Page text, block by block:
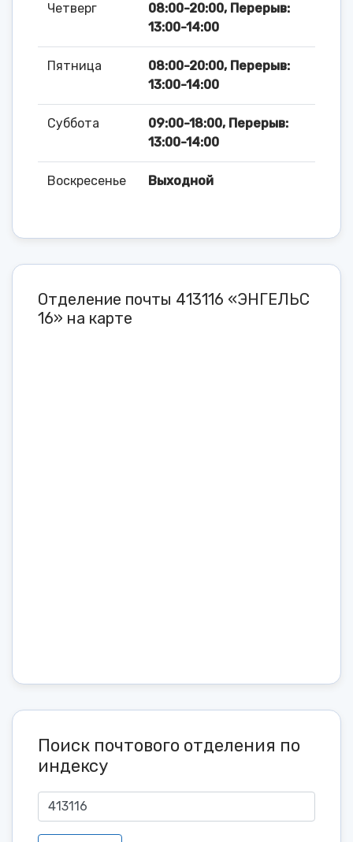
Четверг
08:00-20:00, Перерыв:
13:00-14:00
Пятница
08:00-20:00, Перерыв:
13:00-14:00
Суббота
09:00-18:00, Перерыв:
13:00-14:00
Воскресенье Выходной
Отделение почты 413116 «ЭНГЕЛЬС
16» на карте
Поиск почтового отделения по
индексу